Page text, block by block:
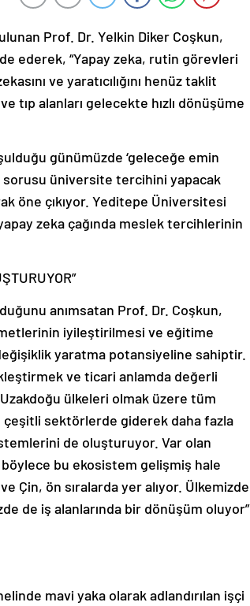
Prof. Dr. Yelkin Diker Coşkun,
ederek, “Yapay zeka, rutin görevleri
ve yaratıcılığını henüz taklit
tıp alanları gelecekte hızlı dönüşüme
günümüzde ‘geleceğe emin
sorusu üniversite tercihini yapacak
öne çıkıyor. Yeditepe Üniversitesi
zeka çağında meslek tercihlerinin
anımsatan Prof. Dr. Coşkun,
iyileştirilmesi ve eğitime
yaratma potansiyeline sahiptir.
ve ticari anlamda değerli
ülkeleri olmak üzere tüm
sektörlerde giderek daha fazla
de oluşturuyor. Var olan
bu ekosistem gelişmiş hale
Çin, ön sıralarda yer alıyor. Ülkemizde
de iş alanlarında bir dönüşüm oluyor”
mavi yaka olarak adlandırılan işçi